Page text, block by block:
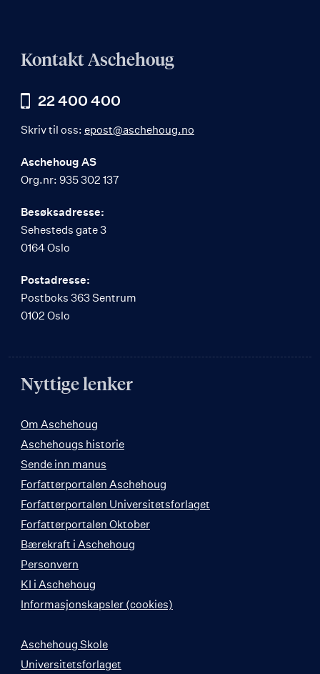
Kontakt Aschehoug
22 400 400
Skriv til oss: epost@aschehoug.no
Aschehoug AS
Org.nr: 935 302 137
Besøksadresse:
Sehesteds gate 3
0164 Oslo
Postadresse:
Postboks 363 Sentrum
0102 Oslo
Nyttige lenker
Om Aschehoug
Aschehougs historie
Sende inn manus
Forfatterportalen Aschehoug
Forfatterportalen Universitetsforlaget
Forfatterportalen Oktober
Bærekraft i Aschehoug
Personvern
KI i Aschehoug
Informasjonskapsler (cookies)
Aschehoug Skole
Universitetsforlaget